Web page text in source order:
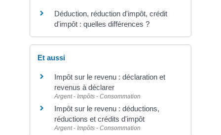
Déduction, réduction d'impôt, crédit
d'impôt : quelles différences ?
Et aussi
Impôt sur le revenu : déclaration et
revenus à déclarer
Argent - Impôts - Consommation
Impôt sur le revenu : déductions,
réductions et crédits d'impôt
Argent - Impôts - Consommation